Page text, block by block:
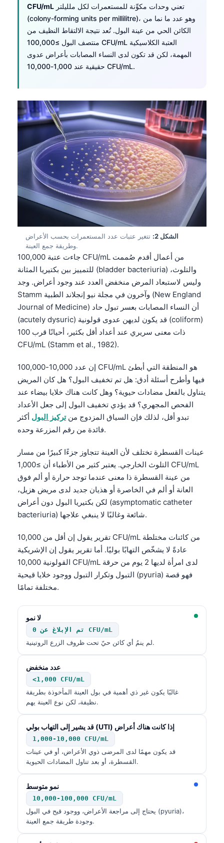
CFU/mL
(colony-forming units per millilitre)، وهو عدد ما نما من
الكائن الحي من عينة البول. تُعد نتيجة الالتقاط النظيف من
منتصف البول ≥100,000 CFU/mL العتبة الكلاسيكية
المهمة، لكن قد تكون لدى النساء المصابات بأعراض عدوى
حقيقية عند 1,000-10,000 CFU/mL.
الشكل 2:
تتغير عتبات عدد المستعمرات بحسب الأعراض
وطريقة جمع العينة.
جاءت عتبة 100,000 CFU/mL من أعمال أقدم صُممت
للتمييز بين بكتيريا المثانة (bladder bacteriuria) والتلوث،
وليس لاستبعاد المرض منخفض العدد عند وجود أعراض. وجد
Stamm وآخرون في مجلة نيو إنجلاند الطبية (New England
Journal of Medicine) أن النساء المصابات بعسر تبول حاد
(acutely dysuric) قد يكون لديهن عدوى قولونية (coliform)
ذات معنى سريري عند أعداد أقل بكثير، أحيانًا قرب 100
CFU/mL (Stamm et al., 1982).
إن عدد 10,000-100,000 CFU/mL هو المنطقة التي أبطئ
فيها وأطرح أسئلة أدق: هل تم تخفيف البول؟ هل كان المريض
يتناول بالفعل مضادات حيوية؟ وهل كانت هناك خلايا بيضاء عند
الفحص المجهري؟ قد يؤدي تخفيف البول إلى جعل الأعداد
تبدو أقل، لذلك فإن السياق المزدوج منتركيز البول أكثر
فائدة من رقم المزرعة وحده.
عينات القسطرة تختلف لأن العينة تتجاوز جزءًا كبيرًا من مسار
التلوث الخارجي. يعتبر كثير من الأطباء أن ≥1,000 CFU/mL
من عينة القسطرة ذا معنى عندما توجد حرارة أو ألم فوق
العانة أو ألم في الخاصرة أو هذيان جديد لدى مريض هزيل،
لكن بكتيريا البول دون أعراض (asymptomatic catheter
bacteriuria) شائعة وغالبًا لا ينبغي علاجها.
تقرير يقول إن أقل من 10,000 CFU/mL من كائنات مختلطة
عادةً لا يشخّص التهابًا بوليًا. أما تقرير يقول إن الإشريكية
القولونية 10,000 CFU/mL لدى امرأة لديها 2 يوم من حرقة
التبول وتكرار التبول ووجود خلايا قيحية (pyuria) فهو قصة
مختلفة تمامًا.
لا نمو
تم الإبلاغ عن 0 CFU/mL
لم ينمُ أي كائن حيّ تحت ظروف الزرع الروتينية.
عدد منخفض
<1,000 CFU/mL
غالبًا يكون غير ذي أهمية في بول العينة المأخوذة بطريقة
نظيفة، لكن نوع العينة يهم.
قد يشير إلى التهاب بولي (UTI) إذا كانت هناك أعراض
1,000-10,000 CFU/mL
قد يكون مهمًا لدى المرضى ذوي الأعراض، أو في عينات
القسطرة، أو بعد تناول المضادات الحيوية.
نمو متوسط
10,000-100,000 CFU/mL
يحتاج إلى مراجعة الأعراض، ووجود قيح في البول (pyuria)،
وجودة طريقة جمع العينة.